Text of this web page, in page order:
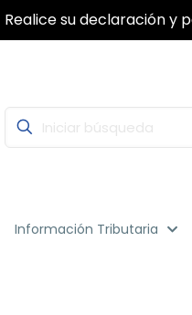
Realice su declaración y
Información Tributaria